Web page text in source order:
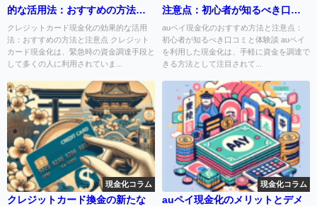
的な活用法：おすすめの方法と
注意点
クレジットカード現金化の効果的な活用
法：おすすめの方法と注意点 クレジット
カード現金化は、緊急時の資金調達手段と
して多くの人に利用されていま...
注意点：初心者が知るべき口コ
ミと体験談
auペイ現金化のおすすめ方法と注意点：
初心者が知るべき口コミと体験談 auペイ
を利用した現金化は、手軽に資金を調達で
きる方法として注目されて...
現金化コラム
クレジットカード換金の新たな
現金化コラム
auペイ現金化のメリットとデメ